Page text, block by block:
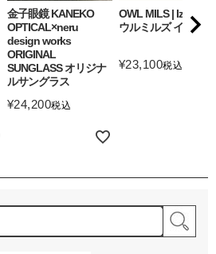
金子眼鏡 KANEKO
OPTICAL×neru
design works
ORIGINAL
SUNGLASS オリジナ
ルサングラス
¥24,200税込
OWL MILS | Izanagi
ウルミルズ イザナギ
¥23,100税込